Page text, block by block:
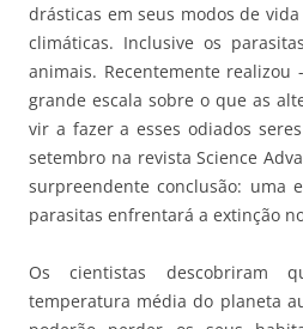
drásticas em seus modos de
climáticas. Inclusive os
animais. Recentemente
grande escala sobre o que as
vir a fazer a esses odiados
setembro na revista Science
surpreendente conclusão: uma
parasitas enfrentará a extinção
Os cientistas
temperatura média do planeta